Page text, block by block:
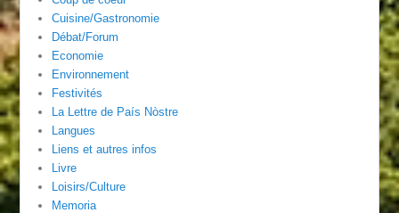
Cuisine/Gastronomie
Débat/Forum
Economie
Environnement
Festivités
La Lettre de País Nòstre
Langues
Liens et autres infos
Livre
Loisirs/Culture
Memoria